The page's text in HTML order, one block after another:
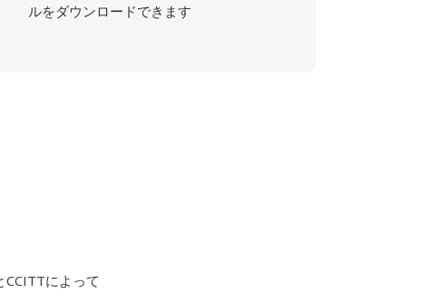
ルをダウンロードできます
によって